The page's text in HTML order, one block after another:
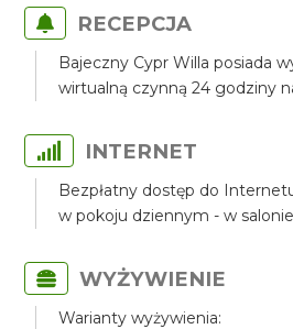
RECEPCJA
Bajeczny Cypr Willa posiada
wirtualną czynną 24 godziny
INTERNET
Bezpłatny dostęp do
w pokoju dziennym - w
WYŻYWIENIE
Warianty wyżywienia: